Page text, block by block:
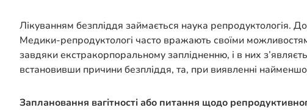
Лікуванням безпліддя займається наука репродуктологія.
Медики-репродуктологі часто вражають своїми
завдяки екстракорпоральному заплідненню, і в них
встановивши причини безпліддя, та, при виявленні
Заплановання вагітності або питання щодо